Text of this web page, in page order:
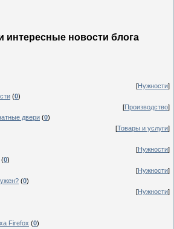
интересные новости блога
[Нужности]
(0)
[Производство]
двери (0)
[Товары и услуги]
[Нужности]
(0)
[Нужности]
(0)
[Нужности]
Firefox (0)